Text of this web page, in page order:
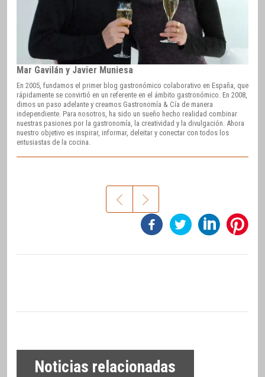
Mar Gavilán y Javier Muniesa
En 2005, fundamos el primer blog gastronómico colaborativo en España, que
rápidamente se convirtió en un referente en el ámbito gastronómico. En 2008,
dimos un paso adelante y creamos Gastronomía & Cía de manera
independiente. Para nosotros, ha sido un sueño hecho realidad combinar
nuestras pasiones por la gastronomía, la creatividad y la divulgación. Ahora
nuestro objetivo es inspirar, informar, deleitar y conectar con todos los
entusiastas de la cocina.
Noticias relacionadas